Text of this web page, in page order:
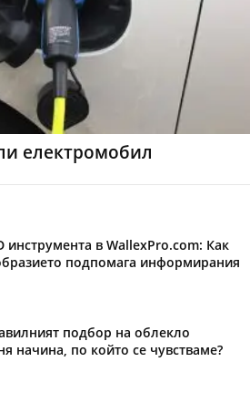
електромобил
инструмента в WallexPro.com: Как
подпомага информирания
подбор на облекло
начина, по който се чувстваме?